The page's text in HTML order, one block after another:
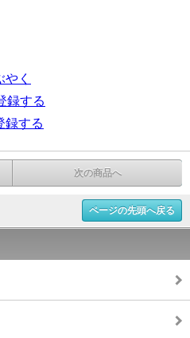
く
録する
録する
次の商品へ
ページの先頭へ戻る